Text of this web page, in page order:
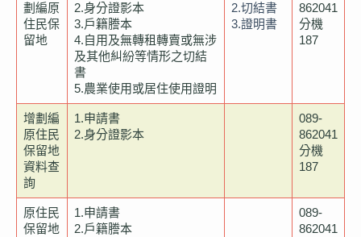
劃編原
住民保
留地
2.身分證影本
3.戶籍謄本
4.自用及無轉租轉賣或無涉
及其他糾紛等情形之切結
書
5.農業使用或居住使用證明
2.切結書
3.證明書
862041
分機
187
增劃編
原住民
保留地
資料查
詢
1.申請書
2.身分證影本
089-
862041
分機
187
原住民
保留地
1.申請書
2.戶籍謄本
089-
862041